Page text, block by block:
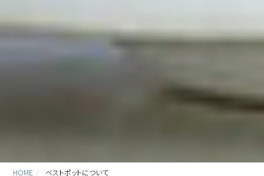
HOME ベストポットについて